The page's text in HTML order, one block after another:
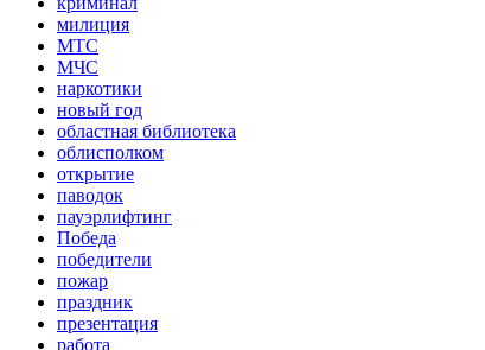
милиция
МТС
МЧС
наркотики
новый год
областная библиотека
облисполком
открытие
паводок
пауэрлифтинг
Победа
победители
пожар
праздник
презентация
работа